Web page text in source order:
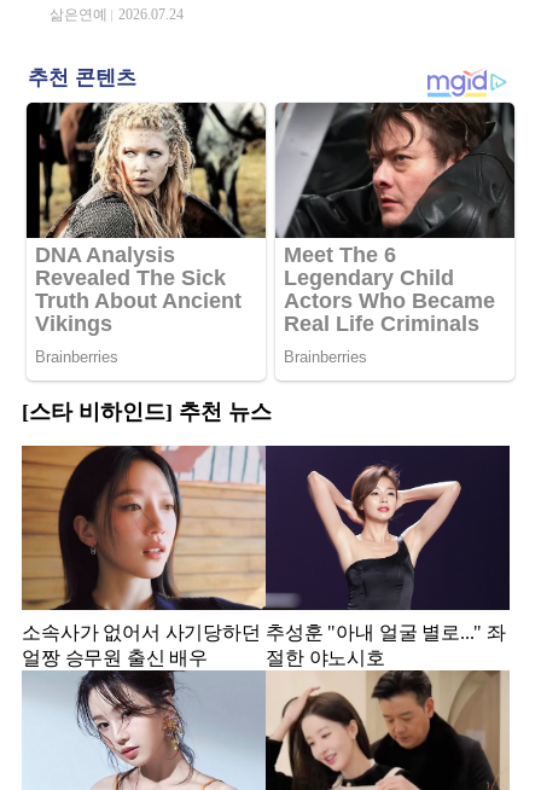
삶은연예 2026.07.24
[스타 비하인드] 추천 뉴스
소속사가 없어서 사기당하던
얼짱 승무원 출신 배우
추성훈 "아내 얼굴 별로..." 좌
절한 야노시호